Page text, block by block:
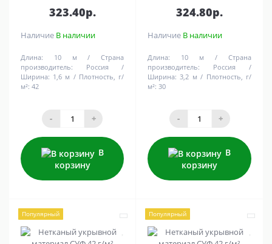
323.40р.
Наличие В наличии
Длина: 10 м
Страна
производитель:
Россия
Ширина: 1,6 м
Плотность, г/
м²: 42
- +
В
корзину
324.80р.
Наличие В наличии
Длина: 10 м
Страна
производитель:
Россия
Ширина: 3,2 м
Плотность, г/
м²: 30
- +
В
корзину
Популярный Популярный